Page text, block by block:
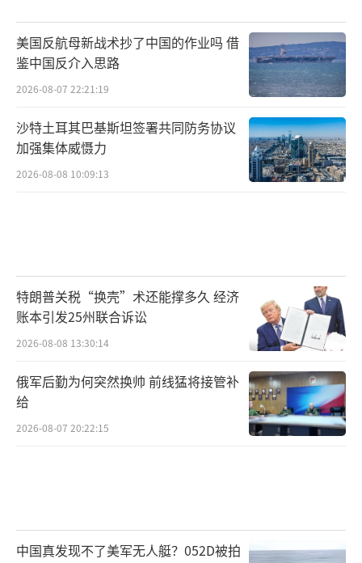
美国反航母新战术抄了中国的作业吗 借
鉴中国反介入思路
2026-08-07 22:21:19
沙特土耳其巴基斯坦签署共同防务协议
加强集体威慑力
2026-08-08 10:09:13
特朗普关税“换壳”术还能撑多久 经济
账本引发25州联合诉讼
2026-08-08 13:30:14
俄军后勤为何突然换帅 前线猛将接管补
给
2026-08-07 20:22:15
中国真发现不了美军无人艇？052D被拍